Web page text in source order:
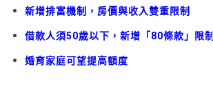
新增排富機制，房價與收入雙重限制
借款人須50歲以下，新增「80條款」限制
婚育家庭可望提高額度